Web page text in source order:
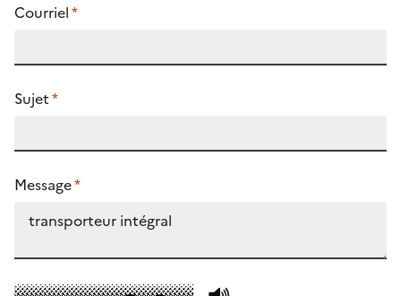
Courriel*
Sujet*
Message*